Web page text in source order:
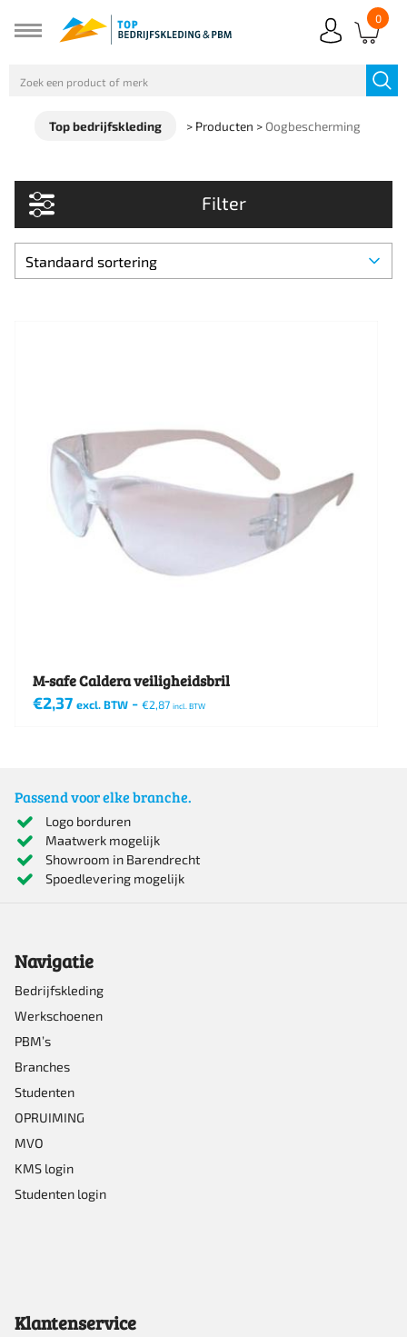
0
Top bedrijfskleding > Producten > Oogbescherming
Filter
M-safe Caldera veiligheidsbril
€2,37 excl. BTW - €2,87 incl. BTW
Passend voor elke branche.
Logo borduren
Maatwerk mogelijk
Showroom in Barendrecht
Spoedlevering mogelijk
Navigatie
Bedrijfskleding
Werkschoenen
PBM’s
Branches
Studenten
OPRUIMING
MVO
KMS login
Studenten login
Klantenservice